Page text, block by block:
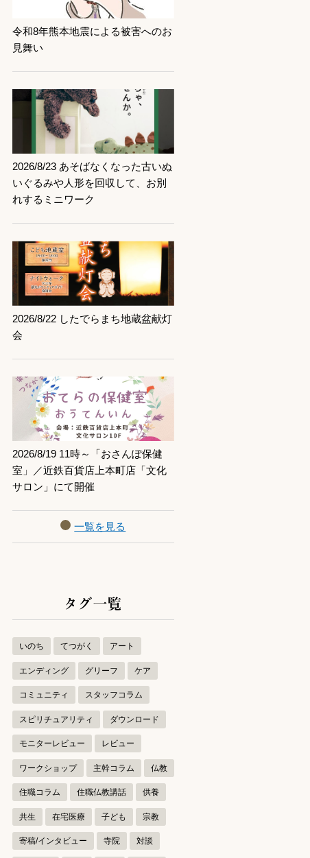
令和8年熊本地震による被害へのお
見舞い
2026/8/23 あそばなくなった古いぬ
いぐるみや人形を回収して、お別
れするミニワーク
記事を読む
2026/8/22 したでらまち地蔵盆献灯
会
記事を読む
2026/8/19 11時～「おさんぽ保健
室」／近鉄百貨店上本町店「文化
サロン」にて開催
記事を読む
一覧を見る
タグ一覧
いのち てつがく アート
エンディング グリーフ ケア
コミュニティ スタッフコラム
スピリチュアリティ ダウンロード
モニターレビュー レビュー
ワークショップ 主幹コラム 仏教
住職コラム 住職仏教講話 供養
共生 在宅医療 子ども 宗教
寄稿/インタビュー 寺院 対談